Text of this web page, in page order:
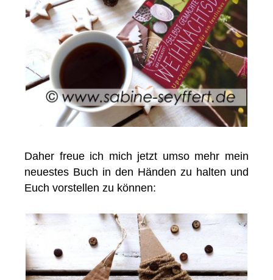
Daher freue ich mich jetzt umso mehr mein
neuestes Buch in den Händen zu halten und
Euch vorstellen zu können: